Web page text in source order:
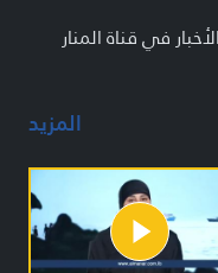
في قناة المنار
المزيد